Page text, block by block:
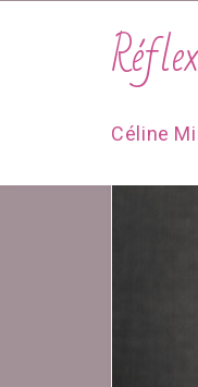
Céline